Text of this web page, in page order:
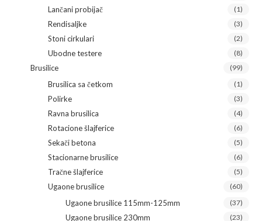
Lančani probijač (1)
Rendisaljke (3)
Stoni cirkulari (2)
Ubodne testere (8)
Brusilice (99)
Brusilica sa četkom (1)
Polirke (3)
Ravna brusilica (4)
Rotacione šlajferice (6)
Sekači betona (5)
Stacionarne brusilice (6)
Tračne šlajferice (5)
Ugaone brusilice (60)
Ugaone brusilice 115mm-125mm (37)
Ugaone brusilice 230mm (23)